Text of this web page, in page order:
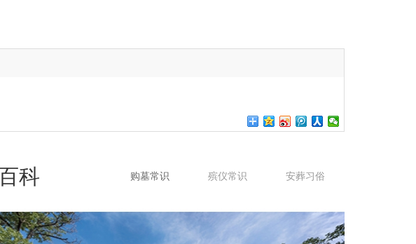
科 购墓常识 殡仪常识 安葬习俗